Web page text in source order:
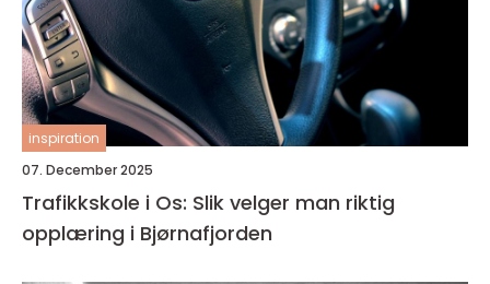
inspiration
07. December 2025
Trafikkskole i Os: Slik velger man riktig
opplæring i Bjørnafjorden